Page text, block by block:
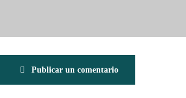
Publicar un comentario